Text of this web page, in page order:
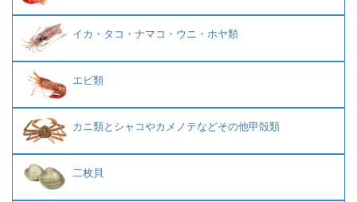
イカ・タコ・ナマコ・ウニ・ホヤ類
エビ類
カニ類とシャコやカメノテなどその他甲殻類
二枚貝